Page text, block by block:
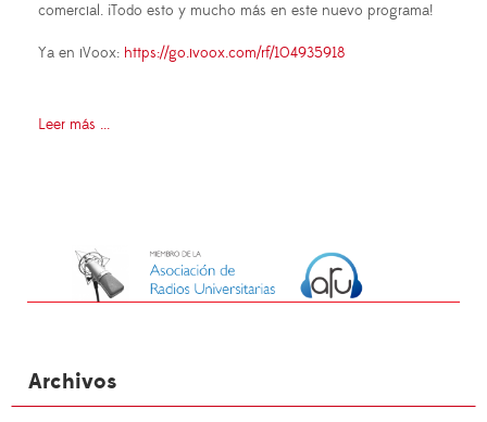
comercial. ¡Todo esto y mucho más en este nuevo programa!
Ya en iVoox: https://go.ivoox.com/rf/104935918
Leer más ...
Archivos